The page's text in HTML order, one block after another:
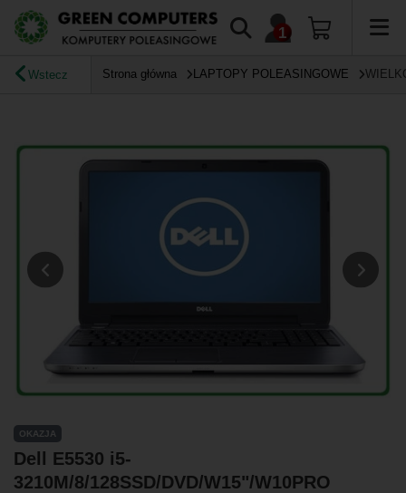
Wstecz Strona główna LAPTOPY POLEASINGOWE
OKAZJA
Dell E5530 i5-
3210M/8/128SSD/DVD/W15"/W10PRO